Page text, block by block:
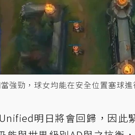
強勁，球女均能在安全位置塞球進
明日將會回歸，因